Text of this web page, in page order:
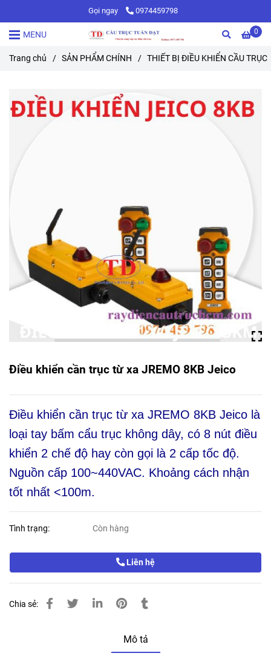
Gọi ngay 0974459798
0
MENU
Trang chủ / SẢN PHẨM CHÍNH / THIẾT BỊ ĐIỀU KHIỂN CẦU TRỤC
Điều khiển cần trục từ xa JREMO 8KB Jeico
Điều khiển cần trục từ xa JREMO 8KB Jeico là
loại tay bấm cẩu trục không dây, có 8 nút điều
khiển 2 chế độ hay còn gọi là 2 cấp tốc độ.
Nguồn cấp 100~440VAC. Khoảng cách nhận
tốt nhất <100m.
Tình trạng: Còn hàng
Liên hệ
Chia sẻ:
Mô tả